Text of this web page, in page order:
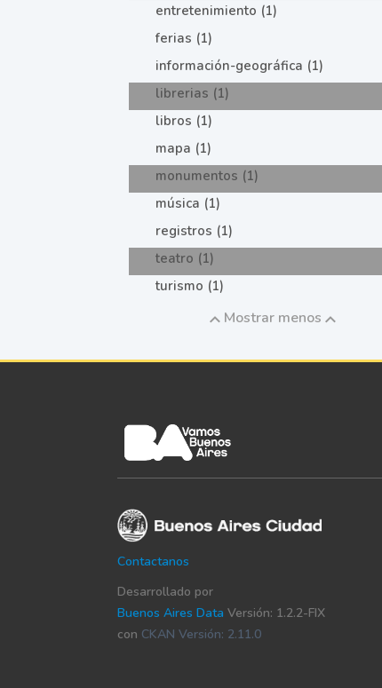
entretenimiento (1)
ferias (1)
información-geográfica (1)
librerias (1)
libros (1)
mapa (1)
monumentos (1)
música (1)
registros (1)
teatro (1)
turismo (1)
Mostrar menos
Contactanos
Desarrollado por
Buenos Aires Data Versión: 1.2.2-FIX
con CKAN Versión: 2.11.0